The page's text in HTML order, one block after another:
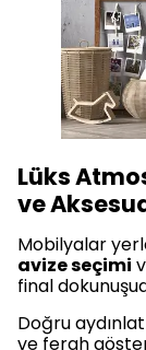
Lüks
ve
Mobilyalar
avize seçimi
final
Doğru
ve ferah